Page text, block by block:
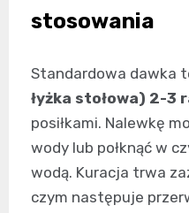
stosowania
Standardowa dawka
łyżka stołowa) 2-3
posiłkami. Nalewkę
wody lub połknąć w
wodą. Kuracja trwa
czym następuje